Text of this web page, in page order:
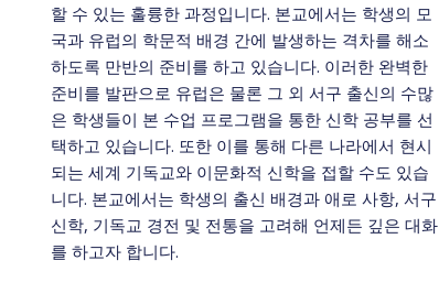
할 수 있는 훌륭한 과정입니다. 본교에서는 학생의 모
국과 유럽의 학문적 배경 간에 발생하는 격차를 해소
하도록 만반의 준비를 하고 있습니다. 이러한 완벽한
준비를 발판으로 유럽은 물론 그 외 서구 출신의 수많
은 학생들이 본 수업 프로그램을 통한 신학 공부를 선
택하고 있습니다. 또한 이를 통해 다른 나라에서 현시
되는 세계 기독교와 이문화적 신학을 접할 수도 있습
니다. 본교에서는 학생의 출신 배경과 애로 사항, 서구
신학, 기독교 경전 및 전통을 고려해 언제든 깊은 대화
를 하고자 합니다.